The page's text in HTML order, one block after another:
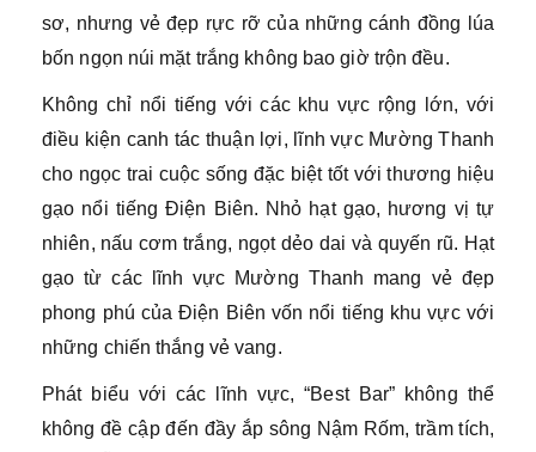
sơ, nhưng vẻ đẹp rực rỡ của những cánh đồng lúa
bốn ngọn núi mặt trắng không bao giờ trộn đều.
Không chỉ nổi tiếng với các khu vực rộng lớn, với
điều kiện canh tác thuận lợi, lĩnh vực Mường Thanh
cho ngọc trai cuộc sống đặc biệt tốt với thương hiệu
gạo nổi tiếng Điện Biên. Nhỏ hạt gạo, hương vị tự
nhiên, nấu cơm trắng, ngọt dẻo dai và quyến rũ. Hạt
gạo từ các lĩnh vực Mường Thanh mang vẻ đẹp
phong phú của Điện Biên vốn nổi tiếng khu vực với
những chiến thắng vẻ vang.
Phát biểu với các lĩnh vực, “Best Bar” không thể
không đề cập đến đầy ắp sông Nậm Rốm, trầm tích,